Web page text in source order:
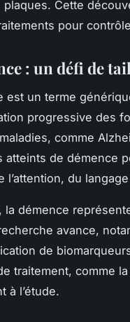
plaques. Cette
pour
: un défi de
est un terme
progressive des
comme
atteints de démence
l’attention, du
la démence
avance,
de
traitement, comme
à l’étude.